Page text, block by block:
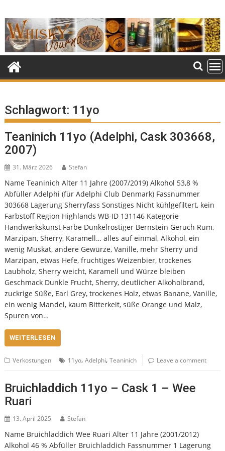
to
content
Schlagwort: 11yo
Teaninich 11yo (Adelphi, Cask 303668,
2007)
31. März 2026 Stefan
Name Teaninich Alter 11 Jahre (2007/2019) Alkohol 53,8 %
Abfüller Adelphi (für Adelphi Club Denmark) Fassnummer
303668 Lagerung Sherryfass Sonstiges Nicht kühlgefiltert, kein
Farbstoff Region Highlands WB-ID 131146 Kategorie
Handwerkskunst Farbe Dunkelrostiger Bernstein Geruch Rum,
Marzipan, Sherry, Karamell… alles auf einmal, Alkohol, ein
wenig Muskat, andere Gewürze, Vanille, mehr Sherry und
Marzipan, etwas Hefe, fruchtiges Weizenbier, trockenes
Laubholz, Sherry weicht, Karamell und Würze bleiben
Geschmack Dunkle Frucht, Sherry, deutlicher Alkoholbrand,
zuckrige Süße, Earl Grey, trockenes Holz, etwas Banane, Vanille,
ein wenig Mandel, kaum Bitterkeit, süße Orange und Malz,
Spuren von…
WEITERLESEN
Verkostungen 11yo,Adelphi,Teaninich Leave a comment
Bruichladdich 11yo – Cask 1 – Wee
Ruari
13. April 2025 Stefan
Name Bruichladdich Wee Ruari Alter 11 Jahre (2001/2012)
Alkohol 46 % Abfüller Bruichladdich Fassnummer 1 Lagerung